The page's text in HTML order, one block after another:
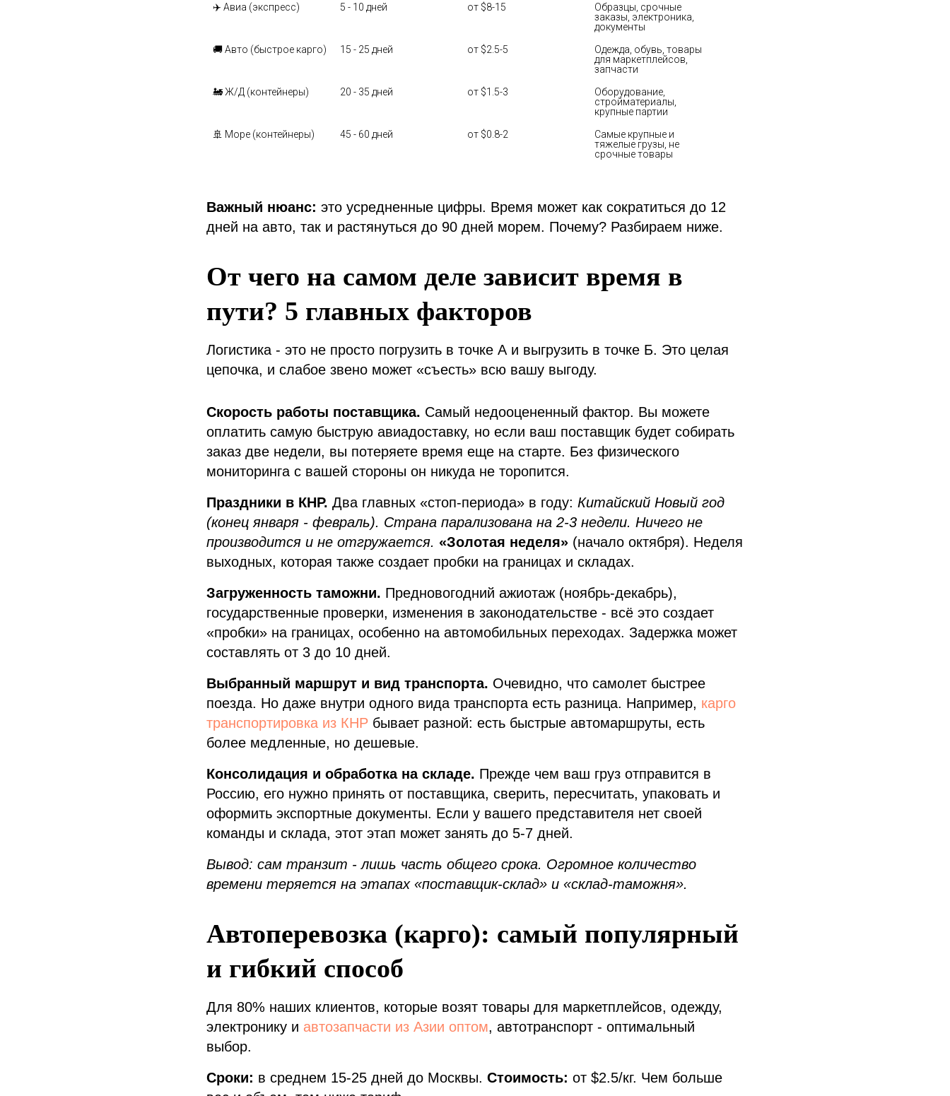
✈️ Авиа (экспресс)
5 - 10 дней от $8-15
Образцы, срочные
заказы, электроника,
документы
🚚 Авто (быстрое карго)
15 - 25 дней от $2.5-5
Одежда, обувь, товары
для маркетплейсов,
запчасти
🚂 Ж/Д (контейнеры)
20 - 35 дней от $1.5-3
Оборудование,
стройматериалы,
крупные партии
🚢 Море (контейнеры)
45 - 60 дней от $0.8-2
Самые крупные и
тяжелые грузы, не
Важный нюанс: это усредненные цифры. Время может как сократиться до 12
дней на авто, так и растянуться до 90 дней морем. Почему? Разбираем ниже.
От чего на самом деле зависит время в
пути? 5 главных факторов
Логистика - это не просто погрузить в точке А и выгрузить в точке Б. Это целая
цепочка, и слабое звено может «съесть» всю вашу выгоду.
Скорость работы поставщика. Самый недооцененный фактор. Вы можете
оплатить самую быструю авиадоставку, но если ваш поставщик будет собирать
заказ две недели, вы потеряете время еще на старте. Без физического
мониторинга с вашей стороны он никуда не торопится.
Праздники в КНР. Два главных «стоп-периода» в году: Китайский Новый год
(конец января - февраль). Страна парализована на 2-3 недели. Ничего не
производится и не отгружается. «Золотая неделя» (начало октября). Неделя
выходных, которая также создает пробки на границах и складах.
Загруженность таможни. Предновогодний ажиотаж (ноябрь-декабрь),
государственные проверки, изменения в законодательстве - всё это создает
«пробки» на границах, особенно на автомобильных переходах. Задержка может
составлять от 3 до 10 дней.
Выбранный маршрут и вид транспорта. Очевидно, что самолет быстрее
поезда. Но даже внутри одного вида транспорта есть разница. Например, карго
транспортировка из КНР бывает разной: есть быстрые автомаршруты, есть
более медленные, но дешевые.
Консолидация и обработка на складе. Прежде чем ваш груз отправится в
Россию, его нужно принять от поставщика, сверить, пересчитать, упаковать и
оформить экспортные документы. Если у вашего представителя нет своей
команды и склада, этот этап может занять до 5-7 дней.
Вывод: сам транзит - лишь часть общего срока. Огромное количество
времени теряется на этапах «поставщик-склад» и «склад-таможня».
Автоперевозка (карго): самый популярный
и гибкий способ
Для 80% наших клиентов, которые возят товары для маркетплейсов, одежду,
электронику и автозапчасти из Азии оптом, автотранспорт - оптимальный
выбор.
Сроки: в среднем 15-25 дней до Москвы. Стоимость: от $2.5/кг. Чем больше